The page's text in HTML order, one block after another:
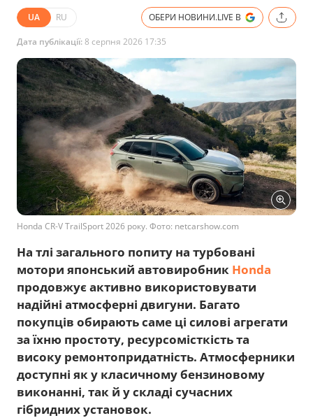
UA RU ОБЕРИ НОВИНИ.LIVE В
Дата публікації:8 серпня 2026 17:35
Honda CR-V TrailSport 2026 року. Фото: netcarshow.com
На тлі загального попиту на турбовані
мотори японський автовиробник Honda
продовжує активно використовувати
надійні атмосферні двигуни. Багато
покупців обирають саме ці силові агрегати
за їхню простоту, ресурсомісткість та
високу ремонтопридатність. Атмосферники
доступні як у класичному бензиновому
виконанні, так й у складі сучасних
гібридних установок.